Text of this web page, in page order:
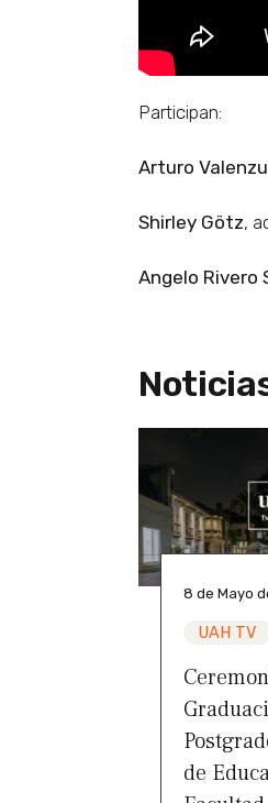
Participan:
Arturo
Shirley Götz,
Angelo Rivero
8 de Mayo
UAH TV
de